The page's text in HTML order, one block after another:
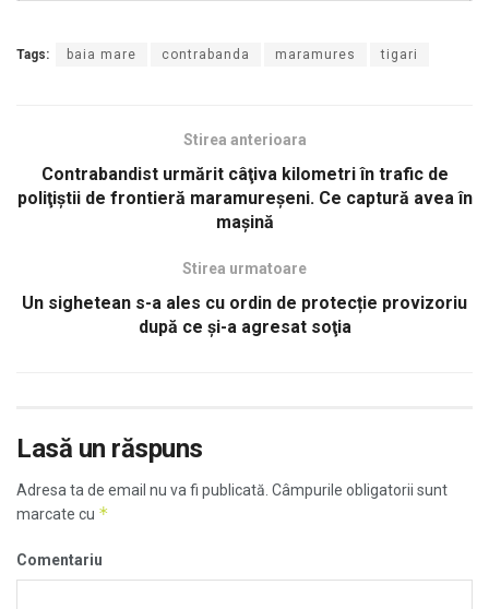
Tags: baia mare contrabanda maramures tigari
Stirea anterioara
Contrabandist urmărit câţiva kilometri în trafic de
poliţiştii de frontieră maramureşeni. Ce captură avea în
maşină
Stirea urmatoare
Un sighetean s-a ales cu ordin de protecție provizoriu
după ce şi-a agresat soţia
Lasă un răspuns
Adresa ta de email nu va fi publicată. Câmpurile obligatorii sunt
marcate cu *
Comentariu